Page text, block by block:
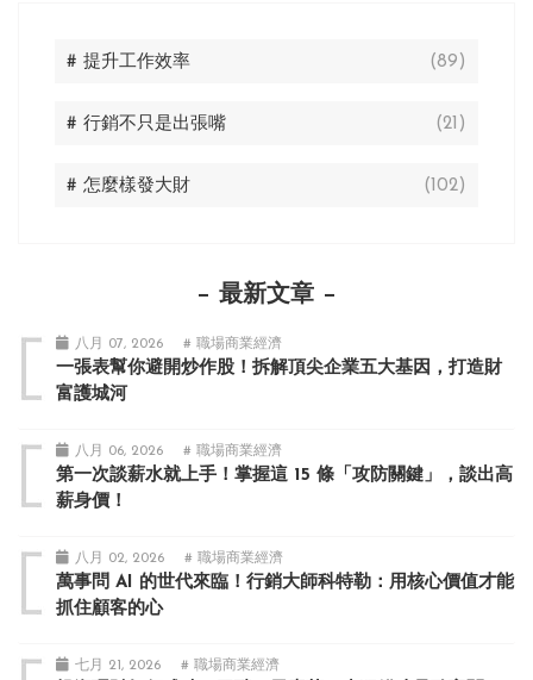
# 提升工作效率 (89)
# 行銷不只是出張嘴 (21)
# 怎麼樣發大財 (102)
最新文章
八月 07, 2026 # 職場商業經濟
一張表幫你避開炒作股！拆解頂尖企業五大基因，打造財
富護城河
八月 06, 2026 # 職場商業經濟
第一次談薪水就上手！掌握這 15 條「攻防關鍵」，談出高
薪身價！
八月 02, 2026 # 職場商業經濟
萬事問 AI 的世代來臨！行銷大師科特勒：用核心價值才能
抓住顧客的心
七月 21, 2026 # 職場商業經濟